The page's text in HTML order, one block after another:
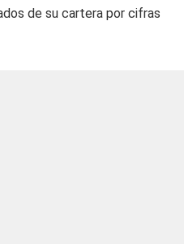
de su cartera por cifras